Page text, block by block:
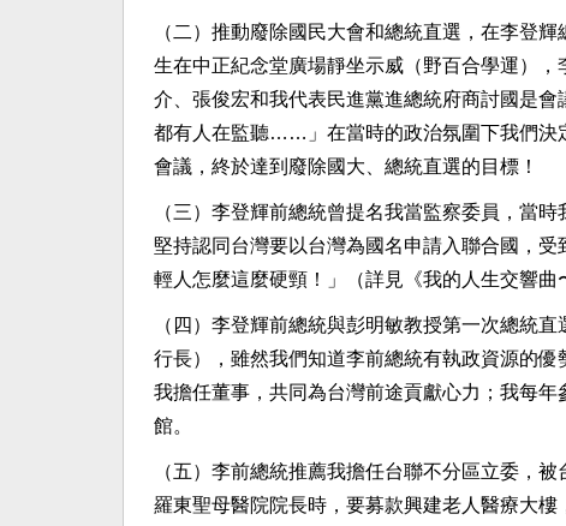
（二）推動廢除國民大會和總統直選，在李登
生在中正紀念堂廣場靜坐示威（野百合學運）
介、張俊宏和我代表民進黨進總統府商討國是
都有人在監聽……」在當時的政治氛圍下我們決
會議，終於達到廢除國大、總統直選的目標！
（三）李登輝前總統曾提名我當監察委員，當
堅持認同台灣要以台灣為國名申請入聯合國，
輕人怎麼這麼硬頸！」（詳見《我的人生交響曲
（四）李登輝前總統與彭明敏教授第一次總統
行長），雖然我們知道李前總統有執政資源的
我擔任董事，共同為台灣前途貢獻心力；我每
館。
（五）李前總統推薦我擔任台聯不分區立委，
羅東聖母醫院院長時，要募款興建老人醫療大